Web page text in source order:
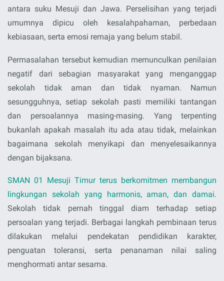
antara suku Mesuji dan Jawa. Perselisihan yang terjadi
umumnya dipicu oleh kesalahpahaman, perbedaan
kebiasaan, serta emosi remaja yang belum stabil.
Permasalahan tersebut kemudian memunculkan penilaian
negatif dari sebagian masyarakat yang menganggap
sekolah tidak aman dan tidak nyaman. Namun
sesungguhnya, setiap sekolah pasti memiliki tantangan
dan persoalannya masing-masing. Yang terpenting
bukanlah apakah masalah itu ada atau tidak, melainkan
bagaimana sekolah menyikapi dan menyelesaikannya
dengan bijaksana.
SMAN 01 Mesuji Timur terus berkomitmen membangun
lingkungan sekolah yang harmonis, aman, dan damai.
Sekolah tidak pernah tinggal diam terhadap setiap
persoalan yang terjadi. Berbagai langkah pembinaan terus
dilakukan melalui pendekatan pendidikan karakter,
penguatan toleransi, serta penanaman nilai saling
menghormati antar sesama.